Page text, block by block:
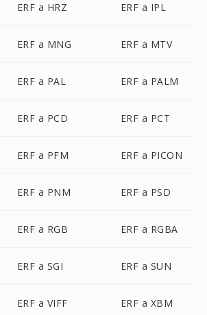
ERF a HRZ ERF a IPL
ERF a MNG ERF a MTV
ERF a PAL ERF a PALM
ERF a PCD ERF a PCT
ERF a PFM ERF a PICON
ERF a PNM ERF a PSD
ERF a RGB ERF a RGBA
ERF a SGI ERF a SUN
ERF a VIFF ERF a XBM